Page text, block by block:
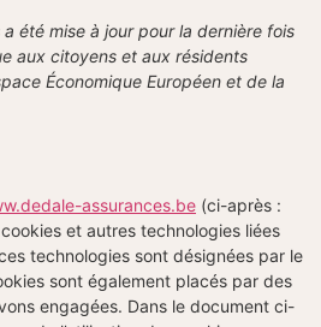
été mise à jour pour la dernière fois
aux citoyens et aux résidents
Économique Européen et de la
assurances.be (ci-après :
et autres technologies liées
technologies sont désignées par le
sont également placés par des
engagées. Dans le document ci-